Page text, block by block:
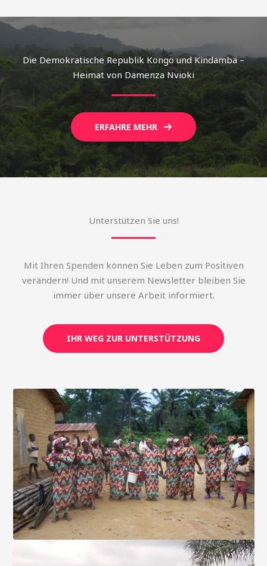
Die Demokratische Republik Kongo und Kindamba –
Heimat von Damenza Nvioki
ERFAHRE MEHR
Unterstützen Sie uns!
Mit Ihren Spenden können Sie Leben zum Positiven
verändern! Und mit unserem Newsletter bleiben Sie
immer über unsere Arbeit informiert.
IHR WEG ZUR UNTERSTÜTZUNG